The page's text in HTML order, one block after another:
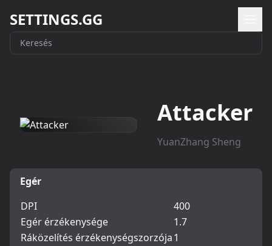
SETTINGS.GG
Attacker
YuanZhang Sheng
Egér
DPI
400
Egér érzékenysége
1.7
Ráközelítés érzékenységszorzója1